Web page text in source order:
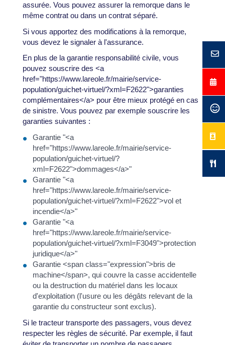
assurée. Vous pouvez assurer la remorque dans le
même contrat ou dans un contrat séparé.
Si vous apportez des modifications à la remorque,
vous devez le signaler à l'assurance.
En plus de la garantie responsabilité civile, vous
pouvez souscrire des <a
href="https://www.lareole.fr/mairie/service-
population/guichet-virtuel/?xml=F2622">garanties
complémentaires</a> pour être mieux protégé en cas
de sinistre. Vous pouvez par exemple souscrire les
garanties suivantes :
Garantie "<a
href="https://www.lareole.fr/mairie/service-
population/guichet-virtuel/?
xml=F2622">dommages</a>"
Garantie "<a
href="https://www.lareole.fr/mairie/service-
population/guichet-virtuel/?xml=F2622">vol et
incendie</a>"
Garantie "<a
href="https://www.lareole.fr/mairie/service-
population/guichet-virtuel/?xml=F3049">protection
juridique</a>"
Garantie <span class="expression">bris de
machine</span>, qui couvre la casse accidentelle
ou la destruction du matériel dans les locaux
d'exploitation (l'usure ou les dégâts relevant de la
garantie du constructeur sont exclus).
Si le tracteur transporte des passagers, vous devez
respecter les règles de sécurité. Par exemple, il faut